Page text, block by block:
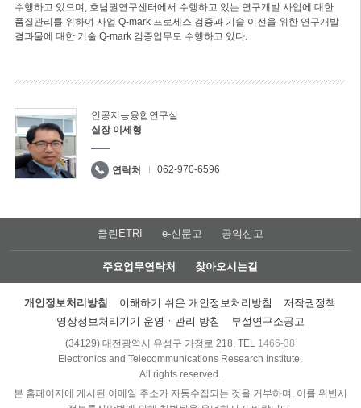
수행하고 있으며, 호남권연구센터에서 수행하고 있는 연구개발 사업에 대한
품질관리를 위하여 사업 Q-mark 프로세스 검증과 기술 이전을 위한 연구개발
결과물에 대한 기술 Q-mark 검증업무도 수행하고 있다.
인공지능융합연구실
실장 이세형
연락처 062-970-6596
클린ETRI e-신문고 공익신고
주요업무연락처 찾아오시는길
개인정보처리방침 이해하기 쉬운 개인정보처리방침
저작권정책
영상정보처리기기 운영ㆍ관리 방침
부설연구소공고
(34129) 대전광역시 유성구 가정로 218, TEL 1466-38
Electronics and Telecommunications Research Institute.
All rights reserved.
본 홈페이지에 게시된 이메일 주소가 자동수집되는 것을 거부하며, 이를 위반시